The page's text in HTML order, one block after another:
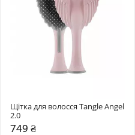
Щітка для волосся Tangle Angel
2.0
749 ₴